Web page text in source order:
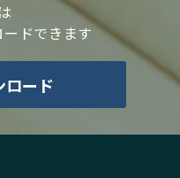
ドできます
ロード